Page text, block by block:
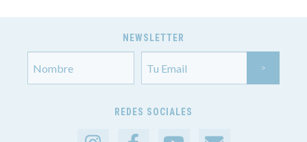
NEWSLETTER
REDES SOCIALES